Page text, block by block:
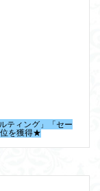
ティング」「セー
位を獲得★